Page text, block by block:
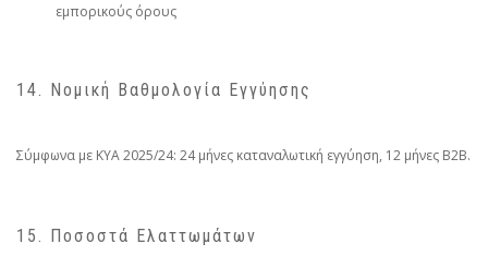
εμπορικούς όρους
14. Νομική Βαθμολογία Εγγύησης
Σύμφωνα με ΚΥΑ 2025/24: 24 μήνες καταναλωτική εγγύηση, 12 μήνες B2B.
15. Ποσοστά Ελαττωμάτων